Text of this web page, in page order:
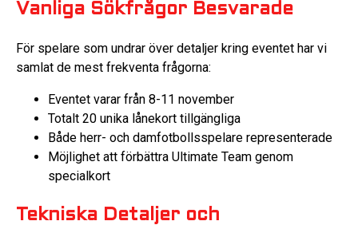
Vanliga Sökfrågor Besvarade
För spelare som undrar över detaljer kring eventet har vi
samlat de mest frekventa frågorna:
Eventet varar från 8-11 november
Totalt 20 unika lånekort tillgängliga
Både herr- och damfotbollsspelare representerade
Möjlighet att förbättra Ultimate Team genom
specialkort
Tekniska Detaljer och